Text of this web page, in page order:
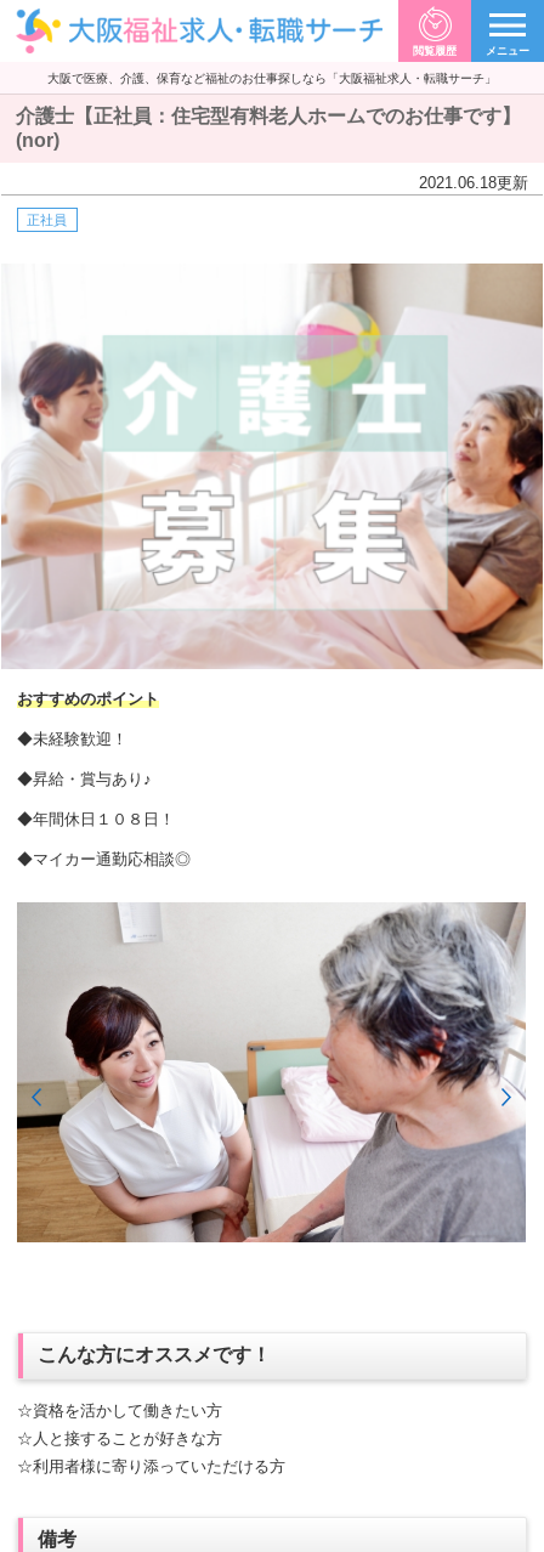
大阪で医療、介護、保育など福祉のお仕事探しなら「大阪福祉求人・転職サーチ」
閲覧履歴 メニュー
介護士【正社員：住宅型有料老人ホームでのお仕事です】
(nor)
2021.06.18更新
正社員
おすすめのポイント
◆未経験歓迎！
◆昇給・賞与あり♪
◆年間休日１０８日！
◆マイカー通勤応相談◎
こんな方にオススメです！
☆資格を活かして働きたい方
☆人と接することが好きな方
☆利用者様に寄り添っていただける方
備考